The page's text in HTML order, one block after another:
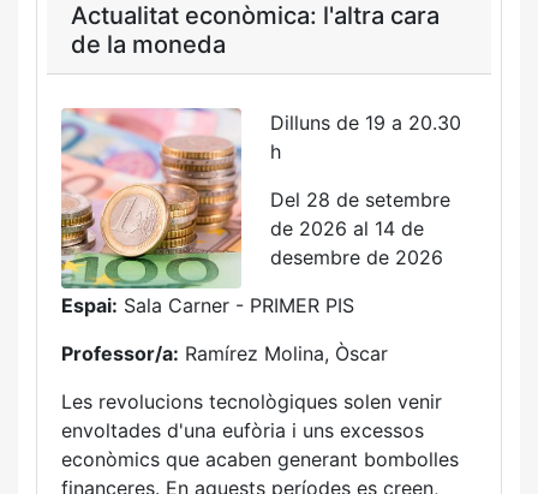
Actualitat econòmica: l'altra cara
de la moneda
Dilluns de 19 a 20.30
h
Del 28 de setembre
de 2026 al 14 de
desembre de 2026
Espai: Sala Carner - PRIMER PIS
Professor/a: Ramírez Molina, Òscar
Les revolucions tecnològiques solen venir
envoltades d'una eufòria i uns excessos
econòmics que acaben generant bombolles
financeres. En aquests períodes es creen,